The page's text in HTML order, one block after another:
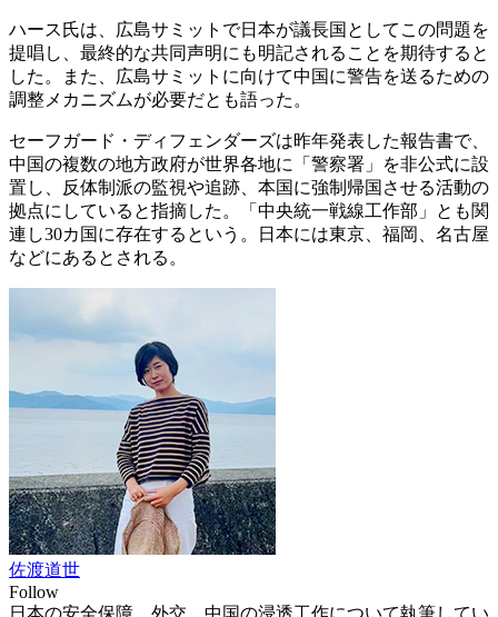
ハース氏は、広島サミットで日本が議長国としてこの問題を
提唱し、最終的な共同声明にも明記されることを期待すると
した。また、広島サミットに向けて中国に警告を送るための
調整メカニズムが必要だとも語った。
セーフガード・ディフェンダーズは昨年発表した報告書で、
中国の複数の地方政府が世界各地に「警察署」を非公式に設
置し、反体制派の監視や追跡、本国に強制帰国させる活動の
拠点にしていると指摘した。「中央統一戦線工作部」とも関
連し30カ国に存在するという。日本には東京、福岡、名古屋
などにあるとされる。
佐渡道世
Follow